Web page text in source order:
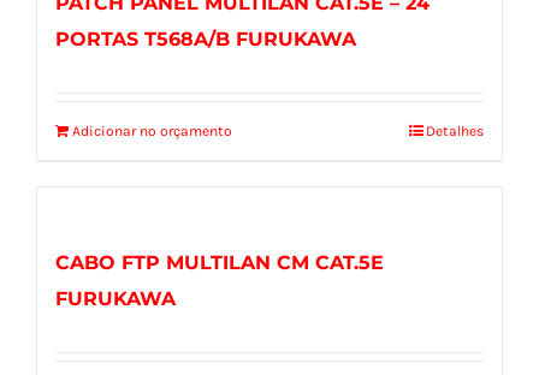
PORTAS T568A/B FURUKAWA
Adicionar no orçamento Detalhes
CABO FTP MULTILAN CM CAT.5E
FURUKAWA